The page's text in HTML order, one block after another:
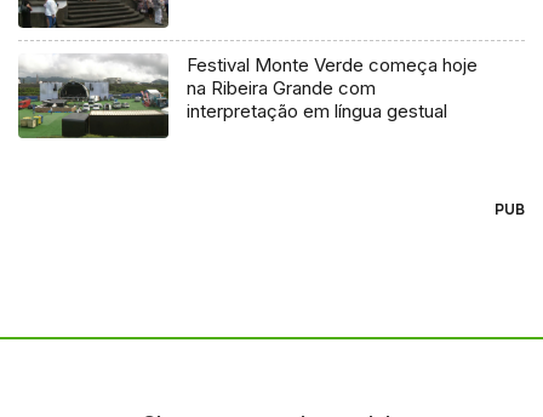
Festival Monte Verde começa hoje
na Ribeira Grande com
interpretação em língua gestual
PUB